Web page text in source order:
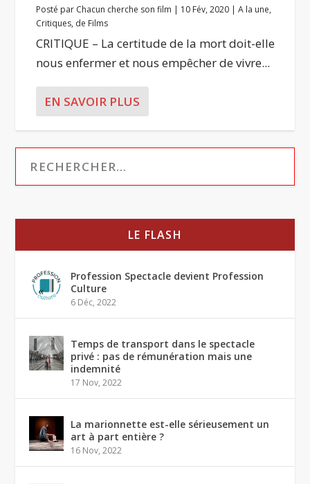
Posté par Chacun cherche son film | 10 Fév, 2020 |A la une,
Critiques, de Films
CRITIQUE – La certitude de la mort doit-elle
nous enfermer et nous empêcher de vivre...
EN SAVOIR PLUS
LE FLASH
Profession Spectacle devient Profession
Culture
6 Déc, 2022
Temps de transport dans le spectacle
privé : pas de rémunération mais une
indemnité
17 Nov, 2022
La marionnette est-elle sérieusement un
art à part entière ?
16 Nov, 2022